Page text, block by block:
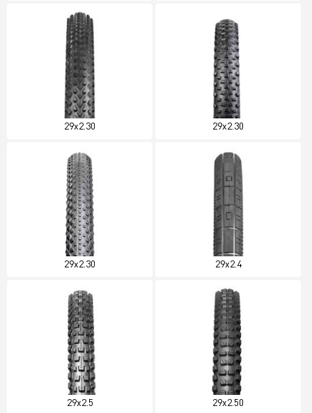
29x2.30 29x2.30
29x2.30 29x2.4
29x2.5 29x2.50